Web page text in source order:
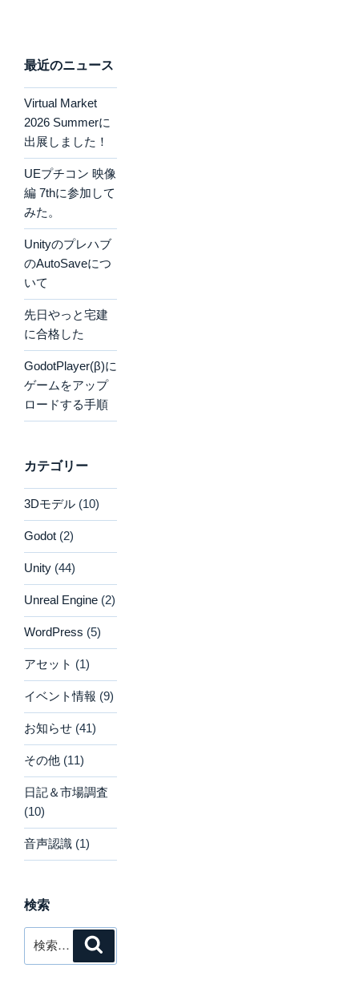
最近のニュース
Virtual Market
2026 Summerに
出展しました！
UEプチコン 映像
編 7thに参加して
みた。
Unityのプレハブ
のAutoSaveにつ
いて
先日やっと宅建
に合格した
GodotPlayer(β)に
ゲームをアップ
ロードする手順
カテゴリー
3Dモデル (10)
Godot (2)
Unity (44)
Unreal Engine (2)
WordPress (5)
アセット (1)
イベント情報 (9)
お知らせ (41)
その他 (11)
日記＆市場調査
(10)
音声認識 (1)
検索
索: